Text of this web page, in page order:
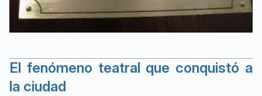
El fenómeno teatral que conquistó a
la ciudad